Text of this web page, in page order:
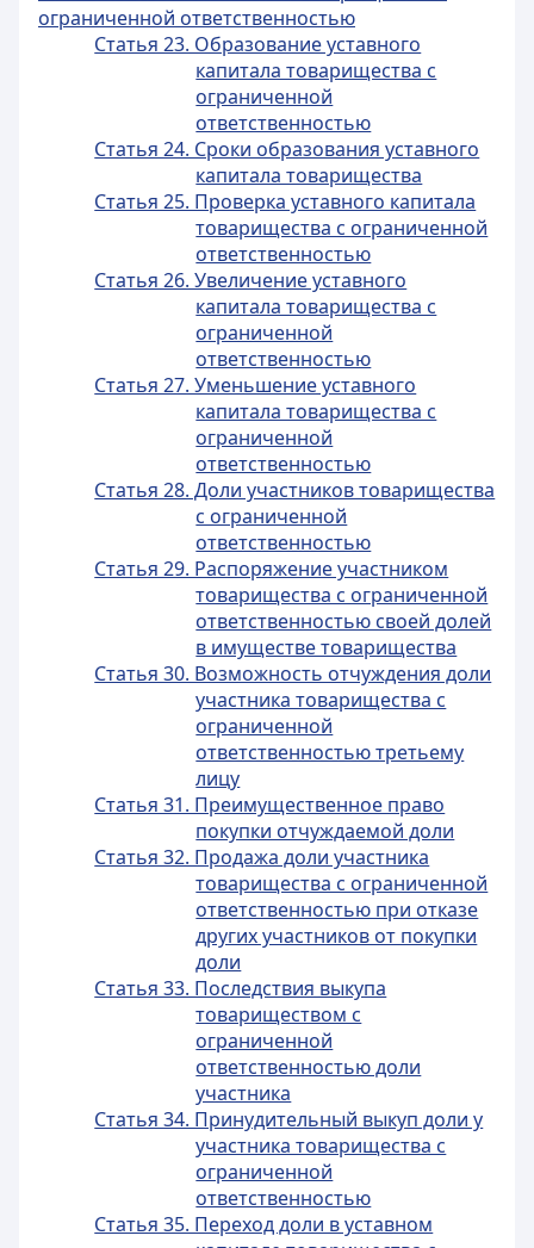
ограниченной ответственностью
Статья 23. Образование уставного
капитала товарищества с
ограниченной
ответственностью
Статья 24. Сроки образования уставного
капитала товарищества
Статья 25. Проверка уставного капитала
товарищества с ограниченной
ответственностью
Статья 26. Увеличение уставного
капитала товарищества с
ограниченной
ответственностью
Статья 27. Уменьшение уставного
капитала товарищества с
ограниченной
ответственностью
Статья 28. Доли участников товарищества
с ограниченной
ответственностью
Статья 29. Распоряжение участником
товарищества с ограниченной
ответственностью своей долей
в имуществе товарищества
Статья 30. Возможность отчуждения доли
участника товарищества с
ограниченной
ответственностью третьему
лицу
Статья 31. Преимущественное право
покупки отчуждаемой доли
Статья 32. Продажа доли участника
товарищества с ограниченной
ответственностью при отказе
других участников от покупки
доли
Статья 33. Последствия выкупа
товариществом с
ограниченной
ответственностью доли
участника
Статья 34. Принудительный выкуп доли у
участника товарищества с
ограниченной
ответственностью
Статья 35. Переход доли в уставном